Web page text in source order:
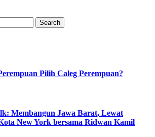
Pilih Caleg Perempuan?
Membangun Jawa Barat, Lewat
New York bersama Ridwan Kamil